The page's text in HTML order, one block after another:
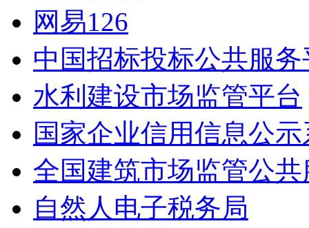
网易126
中国招标投标公共服务
水利建设市场监管平台
国家企业信用信息公
全国建筑市场监管公
自然人电子税务局